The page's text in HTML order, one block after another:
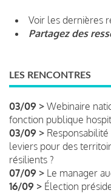
Voir les dernières
Partagez des
LES RENCONTRES
03/09 > Webinaire
fonction publique
03/09 >
leviers pour des
résilients ?
07/09 > Le manager
16/09 > Élection